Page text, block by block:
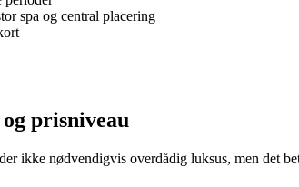
spa og central placering
prisniveau
ikke nødvendigvis overdådig luksus, men det